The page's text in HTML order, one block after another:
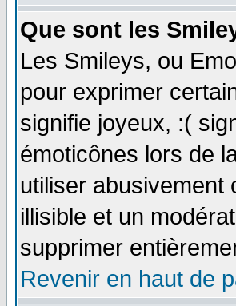
Que sont les
Les Smileys, ou
pour exprimer
signifie joyeux, :(
émoticônes lors de
utiliser abusivement
illisible et un
supprimer
Revenir en haut de